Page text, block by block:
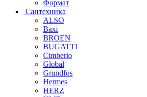
Формат
Сантехника
ALSO
Baxi
BROEN
BUGATTI
Cimberio
Global
Grundfos
Hermes
HERZ